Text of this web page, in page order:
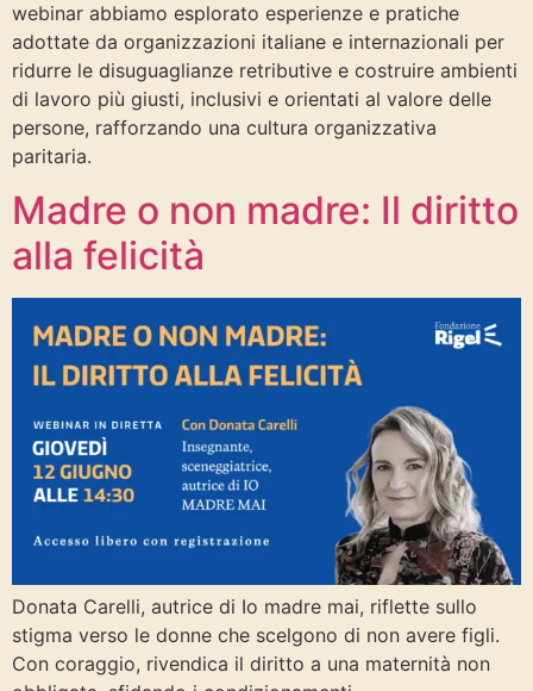
webinar abbiamo esplorato esperienze e pratiche
adottate da organizzazioni italiane e internazionali per
ridurre le disuguaglianze retributive e costruire ambienti
di lavoro più giusti, inclusivi e orientati al valore delle
persone, rafforzando una cultura organizzativa
paritaria.
Madre o non madre: Il diritto
alla felicità
Donata Carelli, autrice di Io madre mai, riflette sullo
stigma verso le donne che scelgono di non avere figli.
Con coraggio, rivendica il diritto a una maternità non